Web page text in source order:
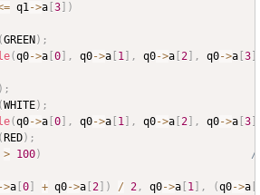
q1->a 3
)
(GREEN ) ;
(q0->a 0 , q0->a 1 , q0->a 2 , q0->a 3
) ;
(WHITE) ;
(q0->a 0 , q0->a 1 , q0->a 2 , q0->a 3
( RED) ;
> 100)
->a 0 + q0->a 2 ) / 2 , q0->a 1 , (q0->a